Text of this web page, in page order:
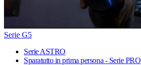
Serie G5
Serie ASTRO
Sparatutto in prima persona - Serie PRO